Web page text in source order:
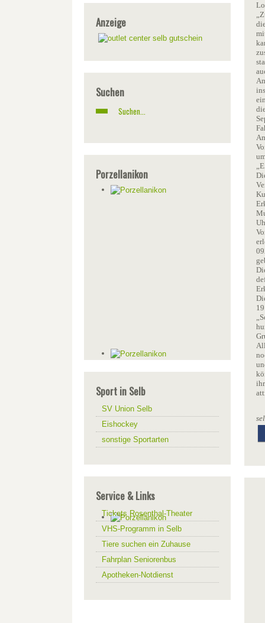
Anzeige
Suchen
Porzellanikon
Sport in Selb
SV Union Selb
Eishockey
sonstige Sportarten
Service & Links
Tickets Rosenthal-Theater
VHS-Programm in Selb
Tiere suchen ein Zuhause
Fahrplan Seniorenbus
Apotheken-Notdienst